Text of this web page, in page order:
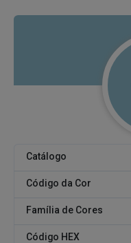
Catálogo
Código da Cor
Família de Cores
Código HEX